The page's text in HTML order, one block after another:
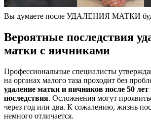
Вы думаете после УДАЛЕНИЯ МАТКИ
Вероятные последствия
матки с яичниками
Профессиональные специалисты
на органах малого таза проходит без
удаление матки и яичников после 50 лет
последствия. Осложнения могут
через год или два. К сожалению, жизнь
немного отличается.